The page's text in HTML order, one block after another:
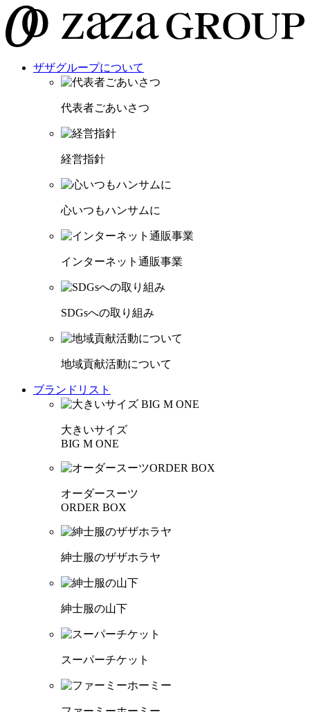
ザザグループについて
代表者ごあいさつ
経営指針
心いつもハンサムに
インターネット通販事業
SDGsへの取り組み
地域貢献活動について
ブランドリスト
大きいサイズ
BIG M ONE
オーダースーツ
ORDER BOX
紳士服のザザホラヤ
紳士服の山下
スーパーチケット